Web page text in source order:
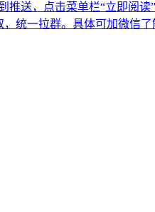
送，点击菜单栏“立即阅
统一拉群。具体可加微